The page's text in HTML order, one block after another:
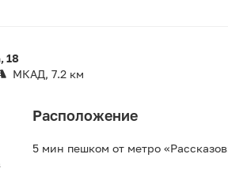
18
МКАД, 7.2 км
Расположение
5 мин пешком от метро